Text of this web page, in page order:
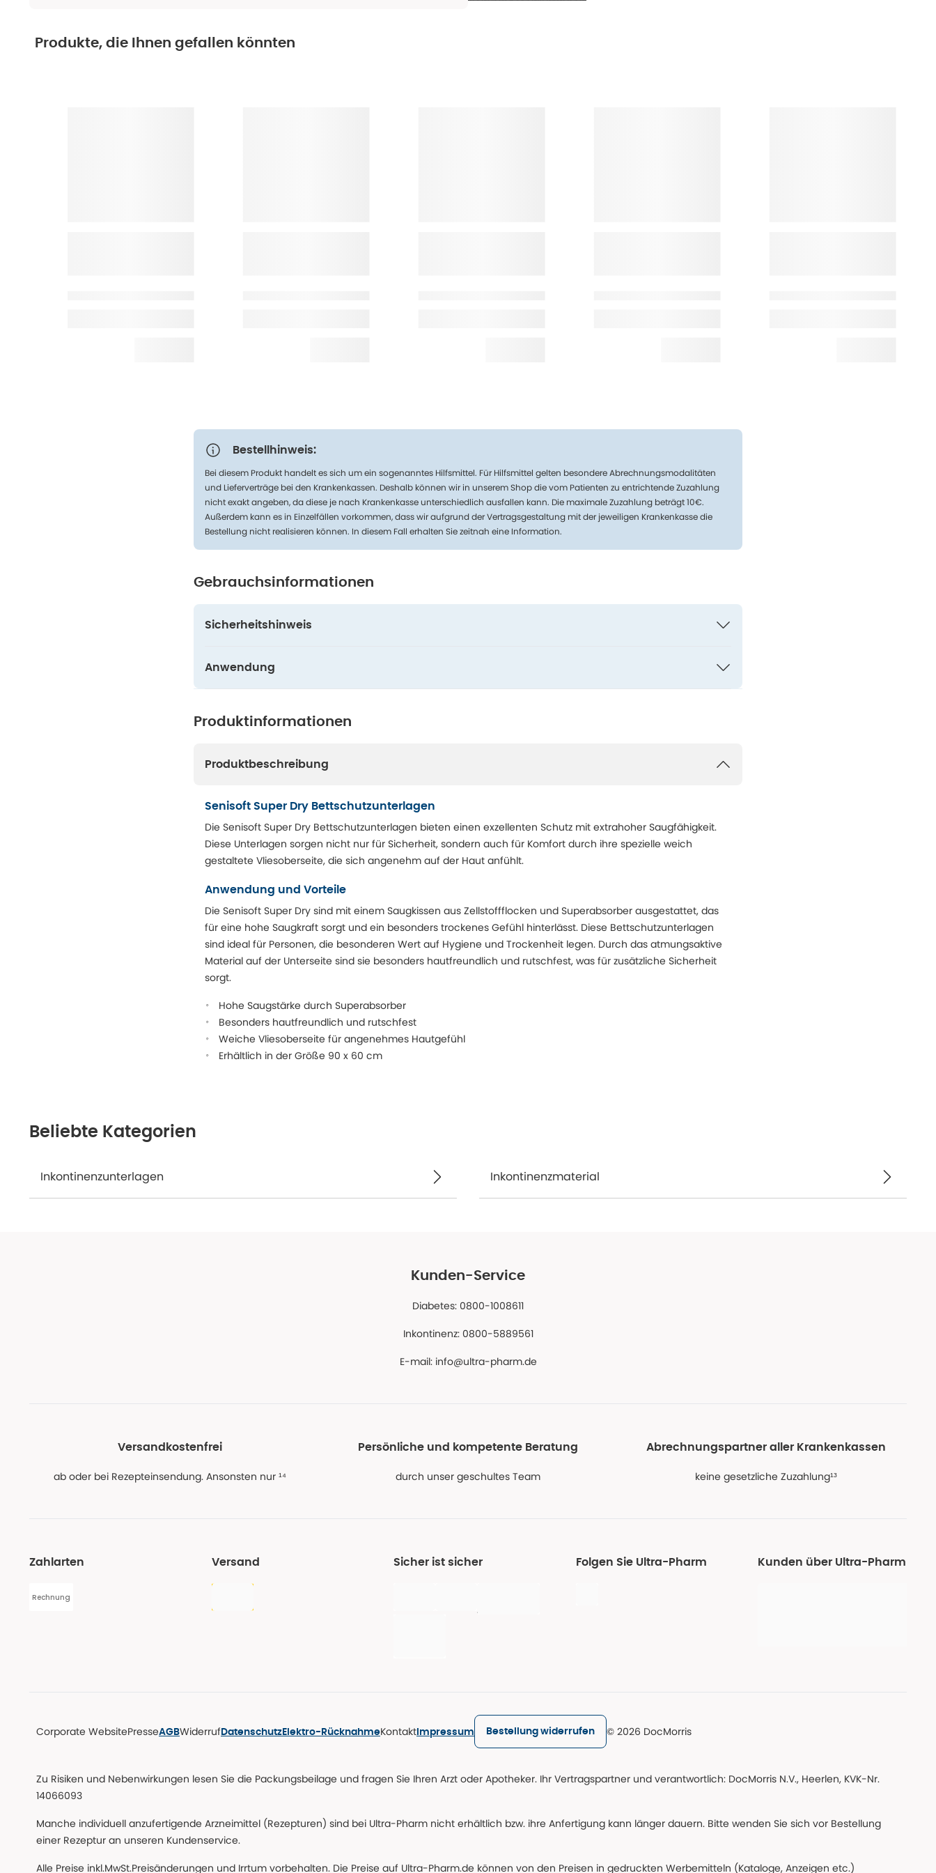
Produkte, die Ihnen gefallen könnten
Bestellhinweis:
Bei diesem Produkt handelt es sich um ein sogenanntes Hilfsmittel. Für Hilfsmittel gelten besondere Abrechnungsmodalitäten
und Lieferverträge bei den Krankenkassen. Deshalb können wir in unserem Shop die vom Patienten zu entrichtende Zuzahlung
nicht exakt angeben, da diese je nach Krankenkasse unterschiedlich ausfallen kann. Die maximale Zuzahlung beträgt 10€.
Außerdem kann es in Einzelfällen vorkommen, dass wir aufgrund der Vertragsgestaltung mit der jeweiligen Krankenkasse die
Bestellung nicht realisieren können. In diesem Fall erhalten Sie zeitnah eine Information.
Gebrauchsinformationen
Sicherheitshinweis
Anwendung
Produktinformationen
Produktbeschreibung
Senisoft Super Dry Bettschutzunterlagen
Die Senisoft Super Dry Bettschutzunterlagen bieten einen exzellenten Schutz mit extrahoher Saugfähigkeit.
Diese Unterlagen sorgen nicht nur für Sicherheit, sondern auch für Komfort durch ihre spezielle weich
gestaltete Vliesoberseite, die sich angenehm auf der Haut anfühlt.
Anwendung und Vorteile
Die Senisoft Super Dry sind mit einem Saugkissen aus Zellstoffflocken und Superabsorber ausgestattet, das
für eine hohe Saugkraft sorgt und ein besonders trockenes Gefühl hinterlässt. Diese Bettschutzunterlagen
sind ideal für Personen, die besonderen Wert auf Hygiene und Trockenheit legen. Durch das atmungsaktive
Material auf der Unterseite sind sie besonders hautfreundlich und rutschfest, was für zusätzliche Sicherheit
sorgt.
Hohe Saugstärke durch Superabsorber
Besonders hautfreundlich und rutschfest
Weiche Vliesoberseite für angenehmes Hautgefühl
Erhältlich in der Größe 90 x 60 cm
Beliebte Kategorien
Inkontinenzunterlagen Inkontinenzmaterial
Kunden-Service
Diabetes: 0800-1008611
Inkontinenz: 0800-5889561
E-mail: info@ultra-pharm.de
Versandkostenfrei
ab oder bei Rezepteinsendung. Ansonsten nur ¹⁴
Persönliche und kompetente Beratung
durch unser geschultes Team
Abrechnungspartner aller Krankenkassen
keine gesetzliche Zuzahlung¹³
Zahlarten
Rechnung
Versand Sicher ist sicher Folgen Sie Ultra-Pharm Kunden über Ultra-Pharm
Corporate WebsitePresseAGBWiderruf Datenschutz Elektro-RücknahmeKontakt Impressum Bestellung widerrufen © 2026 DocMorris
Zu Risiken und Nebenwirkungen lesen Sie die Packungsbeilage und fragen Sie Ihren Arzt oder Apotheker. Ihr Vertragspartner und verantwortlich: DocMorris N.V., Heerlen, KVK-Nr.
14066093
Manche individuell anzufertigende Arzneimittel (Rezepturen) sind bei Ultra-Pharm nicht erhältlich bzw. ihre Anfertigung kann länger dauern. Bitte wenden Sie sich vor Bestellung
einer Rezeptur an unseren Kundenservice.
Alle Preise inkl.MwSt.Preisänderungen und Irrtum vorbehalten. Die Preise auf Ultra-Pharm.de können von den Preisen in gedruckten Werbemitteln (Kataloge, Anzeigen etc.)